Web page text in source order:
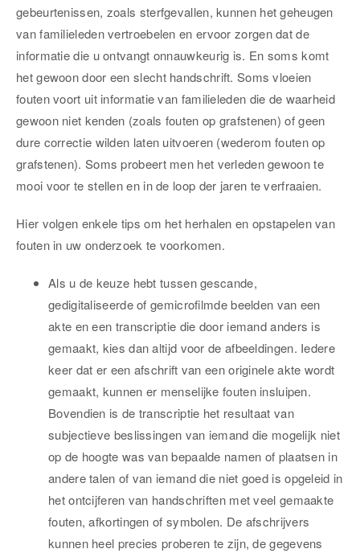
gebeurtenissen, zoals sterfgevallen, kunnen het geheugen
van familieleden vertroebelen en ervoor zorgen dat de
informatie die u ontvangt onnauwkeurig is. En soms komt
het gewoon door een slecht handschrift. Soms vloeien
fouten voort uit informatie van familieleden die de waarheid
gewoon niet kenden (zoals fouten op grafstenen) of geen
dure correctie wilden laten uitvoeren (wederom fouten op
grafstenen). Soms probeert men het verleden gewoon te
mooi voor te stellen en in de loop der jaren te verfraaien.
Hier volgen enkele tips om het herhalen en opstapelen van
fouten in uw onderzoek te voorkomen.
Als u de keuze hebt tussen gescande,
gedigitaliseerde of gemicrofilmde beelden van een
akte en een transcriptie die door iemand anders is
gemaakt, kies dan altijd voor de afbeeldingen. Iedere
keer dat er een afschrift van een originele akte wordt
gemaakt, kunnen er menselijke fouten insluipen.
Bovendien is de transcriptie het resultaat van
subjectieve beslissingen van iemand die mogelijk niet
op de hoogte was van bepaalde namen of plaatsen in
andere talen of van iemand die niet goed is opgeleid in
het ontcijferen van handschriften met veel gemaakte
fouten, afkortingen of symbolen. De afschrijvers
kunnen heel precies proberen te zijn, de gegevens